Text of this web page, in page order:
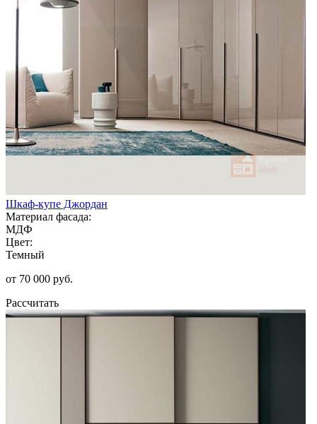
Шкаф-купе Джордан
Материал фасада:
МДФ
Цвет:
Темный
от 70 000 руб.
Рассчитать